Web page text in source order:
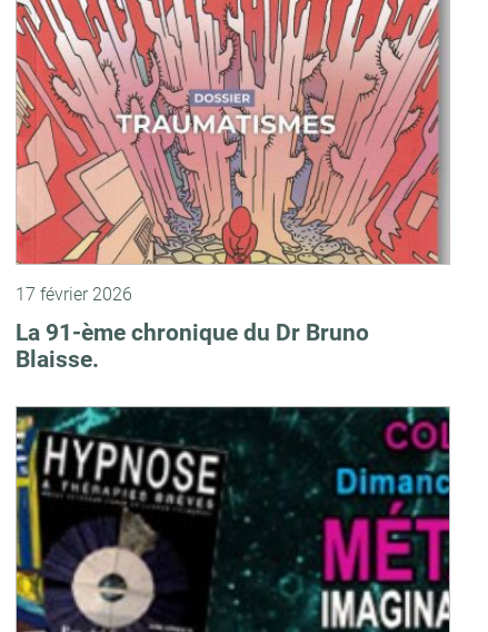
17 février 2026
La 91-ème chronique du Dr Bruno
Blaisse.